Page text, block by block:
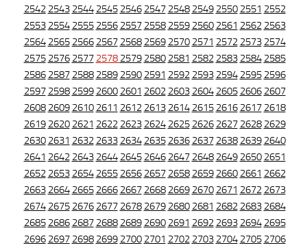
2542 2543 2544 2545 2546 2547 2548 2549 2550 2551 2552
2553 2554 2555 2556 2557 2558 2559 2560 2561 2562 2563
2564 2565 2566 2567 2568 2569 2570 2571 2572 2573 2574
2575 2576 2577 2578 2579 2580 2581 2582 2583 2584 2585
2586 2587 2588 2589 2590 2591 2592 2593 2594 2595 2596
2597 2598 2599 2600 2601 2602 2603 2604 2605 2606 2607
2608 2609 2610 2611 2612 2613 2614 2615 2616 2617 2618
2619 2620 2621 2622 2623 2624 2625 2626 2627 2628 2629
2630 2631 2632 2633 2634 2635 2636 2637 2638 2639 2640
2641 2642 2643 2644 2645 2646 2647 2648 2649 2650 2651
2652 2653 2654 2655 2656 2657 2658 2659 2660 2661 2662
2663 2664 2665 2666 2667 2668 2669 2670 2671 2672 2673
2674 2675 2676 2677 2678 2679 2680 2681 2682 2683 2684
2685 2686 2687 2688 2689 2690 2691 2692 2693 2694 2695
2696 2697 2698 2699 2700 2701 2702 2703 2704 2705 2706